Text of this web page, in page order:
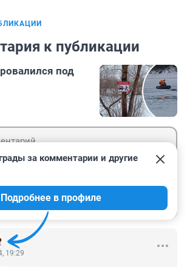
к публикации
под
за комментарии и другие
Подробнее в профиле
19:29